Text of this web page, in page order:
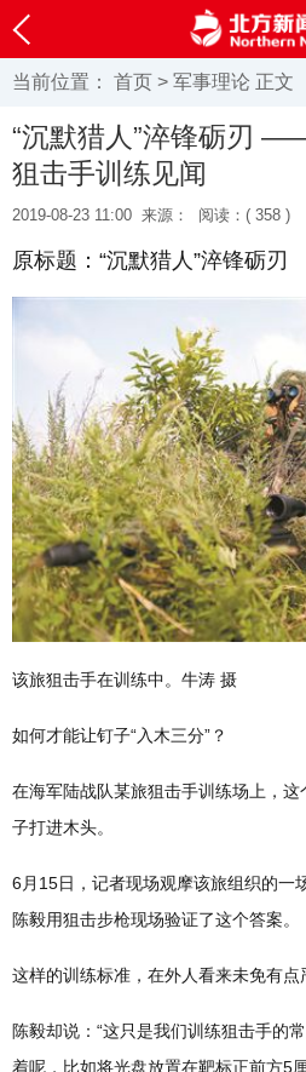
当前位置： 首页 > 军事理论 正文
“沉默猎人”淬锋砺刃
狙击手训练见闻
2019-08-23 11:00 来源： 阅读：( 358 )
原标题：“沉默猎人”淬锋砺刃
该旅狙击手在训练中。牛涛 摄
如何才能让钉子“入木三分”？
在海军陆战队某旅狙击手训练场上，
子打进木头。
6月15日，记者现场观摩该旅组织的一
陈毅用狙击步枪现场验证了这个答案。
这样的训练标准，在外人看来未免有点
陈毅却说：“这只是我们训练狙击手的
着呢，比如将光盘放置在靶标正前方5